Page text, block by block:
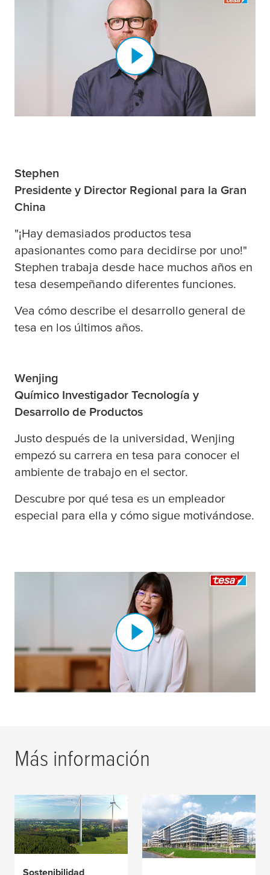
Stephen
Presidente y Director Regional para la Gran
China
"¡Hay demasiados productos tesa
apasionantes como para decidirse por uno!"
Stephen trabaja desde hace muchos años en
tesa desempeñando diferentes funciones.
Vea cómo describe el desarrollo general de
tesa en los últimos años.
Wenjing
Químico Investigador Tecnología y
Desarrollo de Productos
Justo después de la universidad, Wenjing
empezó su carrera en tesa para conocer el
ambiente de trabajo en el sector.
Descubre por qué tesa es un empleador
especial para ella y cómo sigue motivándose.
Más información
Sostenibilidad
Ubicaciones y filiales